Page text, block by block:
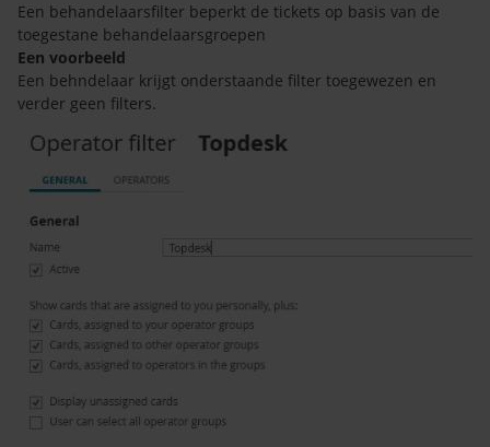
Een behandelaarsfilter beperkt de tickets op basis van de
toegestane behandelaarsgroepen
Een voorbeeld
Een behndelaar krijgt onderstaande filter toegewezen en
verder geen filters.